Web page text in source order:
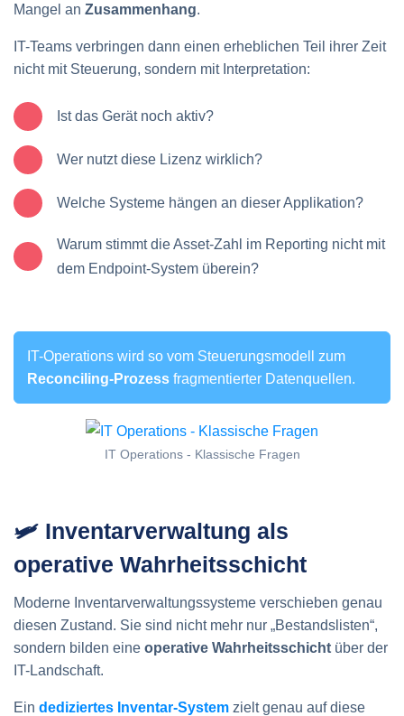
Mangel an Zusammenhang.
IT-Teams verbringen dann einen erheblichen Teil ihrer Zeit
nicht mit Steuerung, sondern mit Interpretation:
Ist das Gerät noch aktiv?
Wer nutzt diese Lizenz wirklich?
Welche Systeme hängen an dieser Applikation?
Warum stimmt die Asset-Zahl im Reporting nicht mit
dem Endpoint-System überein?
IT-Operations wird so vom Steuerungsmodell zum
Reconciling-Prozess fragmentierter Datenquellen.
IT Operations - Klassische Fragen
🛩️ Inventarverwaltung als
operative Wahrheitsschicht
Moderne Inventarverwaltungssysteme verschieben genau
diesen Zustand. Sie sind nicht mehr nur „Bestandslisten“,
sondern bilden eine operative Wahrheitsschicht über der
IT-Landschaft.
Ein dediziertes Inventar-System zielt genau auf diese